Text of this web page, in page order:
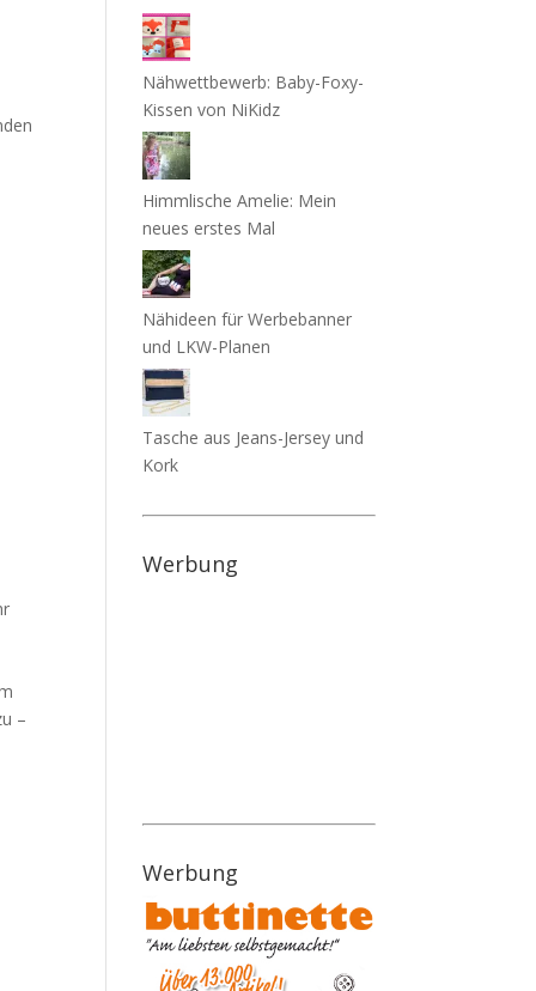
–
Nähwettbewerb: Baby-Foxy-
Kissen von NiKidz
Himmlische Amelie: Mein
neues erstes Mal
Nähideen für Werbebanner
und LKW-Planen
Tasche aus Jeans-Jersey und
Kork
Werbung
Werbung